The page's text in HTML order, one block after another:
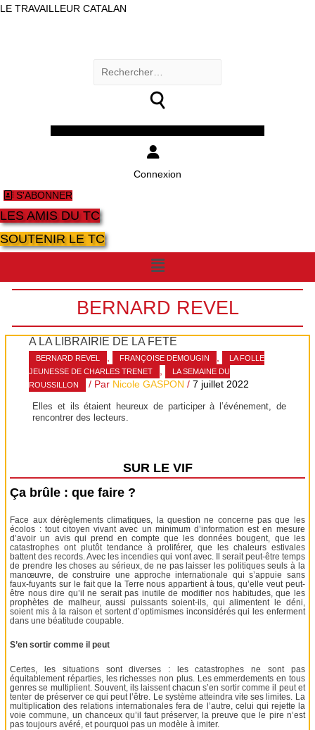
LE TRAVAILLEUR CATALAN
Rechercher :
Connexion
S'ABONNER
LES AMIS DU TC
SOUTENIR LE TC
Menu
BERNARD REVEL
A LA LIBRAIRIE DE LA FÊTE
BERNARD REVEL , FRANÇOISE DEMOUGIN ,
LA FOLLE
JEUNESSE DE CHARLES TRENET
,
LA SEMAINE DU
ROUSSILLON
/ Par Nicole GASPON /7 juillet 2022
Elles et ils étaient heureux de participer à l’événement, de
rencontrer des lecteurs.
SUR LE VIF
Ça brûle : que faire ?
Face aux dérèglements climatiques, la question ne concerne pas que les
écolos : tout citoyen vivant avec un minimum d’information est en mesure
d’avoir un avis qui prend en compte que les données bougent, que les
catastrophes ont plutôt tendance à proliférer, que les chaleurs estivales
battent des records. Avec les incendies qui vont avec. Il serait peut-être temps
de prendre les choses au sérieux, de ne pas laisser les politiques seuls à la
manœuvre, de construire une approche internationale qui s’appuie sans
faux-fuyants sur le fait que la Terre nous appartient à tous, qu’elle veut peut-
être nous dire qu’il ne serait pas inutile de modifier nos habitudes, que les
prophètes de malheur, aussi puissants soient-ils, qui alimentent le déni,
soient mis à la raison et sortent d’optimismes inconsidérés qui les enferment
dans une béatitude coupable.
S’en sortir comme il peut
Certes, les situations sont diverses : les catastrophes ne sont pas
équitablement réparties, les richesses non plus. Les emmerdements en tous
genres se multiplient. Souvent, ils laissent chacun s’en sortir comme il peut et
tenter de préserver ce qui peut l’être. Le système atteindra vite ses limites. La
multiplication des relations internationales fera de l’autre, celui qui rejette la
voie commune, un chanceux qu’il faut préserver, la preuve que le pire n’est
pas toujours avéré, et pourquoi pas un modèle à imiter.